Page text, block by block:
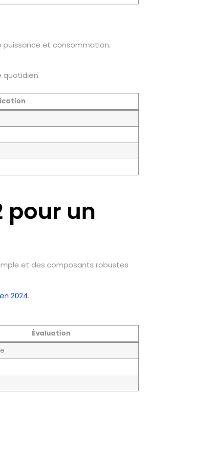
puissance et consommation.
quotidien.
pour un
et des composants robustes
2024.
Évaluation